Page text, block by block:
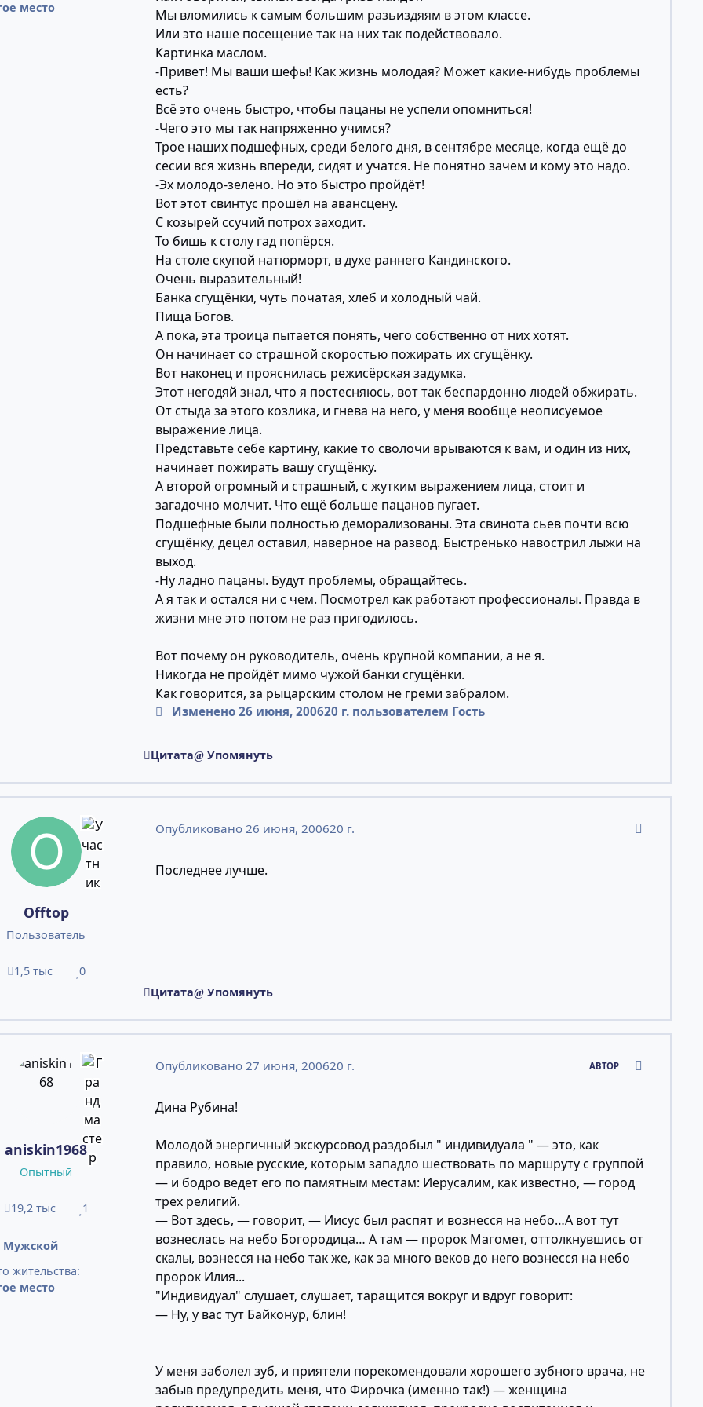
Блин, как на работу, панимашь, так их палкой не выгонишь!
Ну а если спионерить чего-нибудь, то мы завсегда, пожалуйста.
Типа, Будь ГОТОВ!
Говно вопрос!
Я с утра уже выпил!
(Выложил на всякий случай ровно половину, вдруг никто ниасилит.)
место
Мы вломились к самым большим разьиздяям в этом классе.
Или это наше посещение так на них так подействовало.
Картинка маслом.
-Привет! Мы ваши шефы! Как жизнь молодая? Может какие-нибудь проблемы
есть?
Всё это очень быстро, чтобы пацаны не успели опомниться!
-Чего это мы так напряженно учимся?
Трое наших подшефных, среди белого дня, в сентябре месяце, когда ещё до
сесии вся жизнь впереди, сидят и учатся. Не понятно зачем и кому это надо.
-Эх молодо-зелено. Но это быстро пройдёт!
Вот этот свинтус прошёл на авансцену.
С козырей ссучий потрох заходит.
То бишь к столу гад попёрся.
На столе скупой натюрморт, в духе раннего Кандинского.
Очень выразительный!
Банка сгущёнки, чуть початая, хлеб и холодный чай.
Пища Богов.
А пока, эта троица пытается понять, чего собственно от них хотят.
Он начинает со страшной скоростью пожирать их сгущёнку.
Вот наконец и прояснилась режисёрская задумка.
Этот негодяй знал, что я постесняюсь, вот так беспардонно людей обжирать.
От стыда за этого козлика, и гнева на него, у меня вообще неописуемое
выражение лица.
Представьте себе картину, какие то сволочи врываются к вам, и один из них,
начинает пожирать вашу сгущёнку.
А второй огромный и страшный, с жутким выражением лица, стоит и
загадочно молчит. Что ещё больше пацанов пугает.
Подшефные были полностью деморализованы. Эта свинота сьев почти всю
сгущёнку, децел оставил, наверное на развод. Быстренько навострил лыжи на
выход.
-Ну ладно пацаны. Будут проблемы, обращайтесь.
А я так и остался ни с чем. Посмотрел как работают профессионалы. Правда в
жизни мне это потом не раз пригодилось.
Вот почему он руководитель, очень крупной компании, а не я.
Никогда не пройдёт мимо чужой банки сгущёнки.
Как говорится, за рыцарским столом не греми забралом.
Изменено 26 июня, 200620 г.пользователем Гость
Цитата Упомянуть
Offtop
Пользователь
1,5 тыс
сообщения
0
Репутация
Опубликовано26 июня, 200620 г.
Последнее лучше.
Цитата Упомянуть
aniskin1968
Опытный
19,2 тыс
сообщения1Репутация
Мужской
жительства:
место
Опубликовано27 июня, 200620 г. АВТОР
Дина Рубина!
Молодой энергичный экскурсовод раздобыл " индивидуала " — это, как
правило, новые русские, которым западло шествовать по маршруту с группой
— и бодро ведет его по памятным местам: Иерусалим, как известно, — город
трех религий.
— Вот здесь, — говорит, — Иисус был распят и вознесся на небо…А вот тут
вознеслась на небо Богородица… А там — пророк Магомет, оттолкнувшись от
скалы, вознесся на небо так же, как за много веков до него вознесся на небо
пророк Илия...
"Индивидуал" слушает, слушает, таращится вокруг и вдруг говорит:
— Ну, у вас тут Байконур, блин!
У меня заболел зуб, и приятели порекомендовали хорошего зубного врача, не
забыв предупредить меня, что Фирочка (именно так!) — женщина